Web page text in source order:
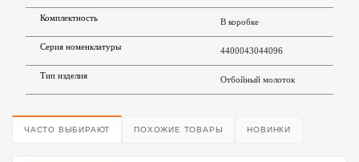
Комплектность В коробке
Серия номенклатуры 4400043044096
Тип изделия Отбойный молоток
ЧАСТО ВЫБИРАЮТ ПОХОЖИЕ ТОВАРЫ НОВИНКИ